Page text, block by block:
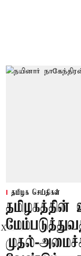
தமிழக செய்திகள்
முதல்-
X